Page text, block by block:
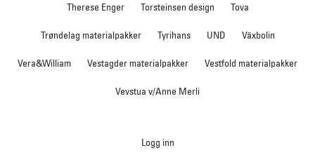
Therese Enger Torsteinsen design Tova
Trøndelag materialpakker Tyrihans UND Växbolin
Vera&William Vestagder materialpakker Vestfold materialpakker
Vevstua v/Anne Merli
Logg inn